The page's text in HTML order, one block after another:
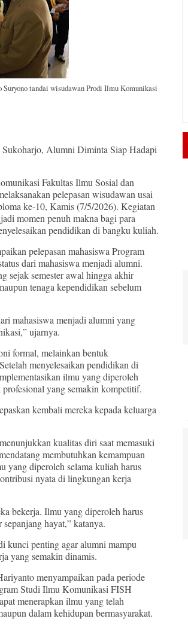
tandai wisudawan Prodi Ilmu Komunikasi
Alumni Diminta Siap Hadapi
Fakultas Ilmu Sosial dan
pelepasan wisudawan usai
ke-10, Kamis (7/5/2026). Kegiatan
momen penuh makna bagi para
pendidikan di bangku kuliah.
pelepasan mahasiswa Program
dari mahasiswa menjadi alumni.
sejak semester awal hingga akhir
tenaga kependidikan sebelum
mahasiswa menjadi alumni yang
ujarnya.
formal, melainkan bentuk
menyelesaikan pendidikan di
ilmu yang diperoleh
yang semakin kompetitif.
kembali mereka kepada keluarga
kualitas diri saat memasuki
membutuhkan kemampuan
yang diperoleh selama kuliah harus
nyata di lingkungan kerja
bekerja. Ilmu yang diperoleh harus
hayat,” katanya.
kunci penting agar alumni mampu
yang semakin dinamis.
menyampaikan pada periode
Studi Ilmu Komunikasi FISH
menerapkan ilmu yang telah
dalam kehidupan bermasyarakat.